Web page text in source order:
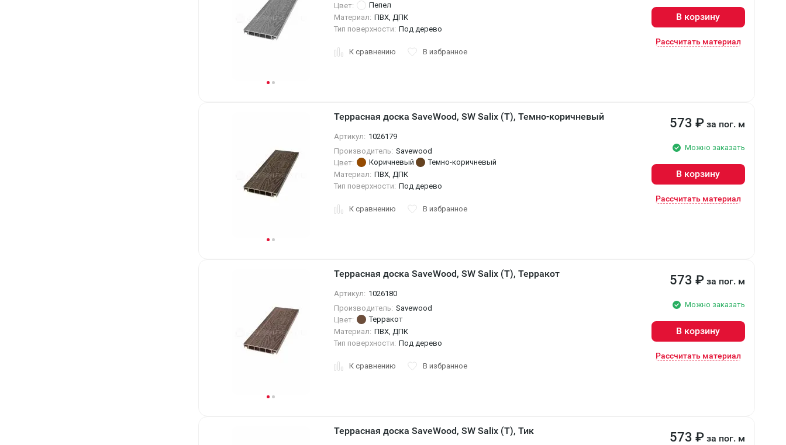
Цвет:
Пепел
Материал: ПВХ, ДПК
Тип поверхности: Под дерево
К сравнению В избранное
В корзину
Рассчитать материал
Террасная доска SaveWood, SW Salix (T), Темно-коричневый
Артикул: 1026179
Производитель: Savewood
Цвет:
Коричневый
Темно-коричневый
Материал: ПВХ, ДПК
Тип поверхности: Под дерево
К сравнению В избранное
573 ₽ за пог. м
Можно заказать
В корзину
Рассчитать материал
Террасная доска SaveWood, SW Salix (T), Терракот
Артикул: 1026180
Производитель: Savewood
Цвет:
Терракот
Материал: ПВХ, ДПК
Тип поверхности: Под дерево
К сравнению В избранное
573 ₽ за пог. м
Можно заказать
В корзину
Рассчитать материал
Террасная доска SaveWood, SW Salix (T), Тик 573 ₽ за пог. м